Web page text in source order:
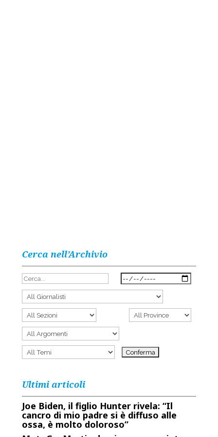
Cerca nell’Archivio
Ultimi articoli
Joe Biden, il figlio Hunter rivela: “Il
cancro di mio padre si è diffuso alle
ossa, è molto doloroso”